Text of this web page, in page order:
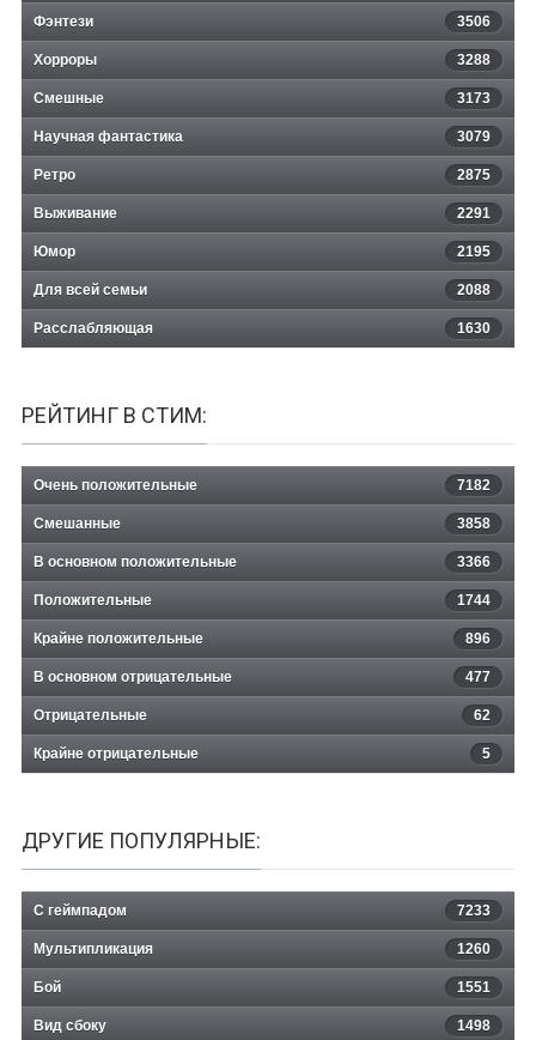
Фэнтези 3506
Хорроры 3288
Смешные 3173
Научная фантастика 3079
Ретро 2875
Выживание 2291
Юмор 2195
Для всей семьи 2088
Расслабляющая 1630
РЕЙТИНГ В СТИМ:
Очень положительные 7182
Смешанные 3858
В основном положительные 3366
Положительные 1744
Крайне положительные 896
В основном отрицательные 477
Отрицательные 62
Крайне отрицательные 5
ДРУГИЕ ПОПУЛЯРНЫЕ:
С геймпадом 7233
Мультипликация 1260
Бой 1551
Вид сбоку 1498